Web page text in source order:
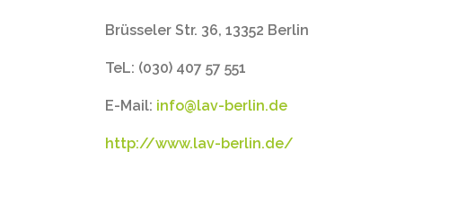
Brüsseler Str. 36, 13352 Berlin
TeL: (030) 407 57 551
E-Mail: info@lav-berlin.de
http://www.lav-berlin.de/